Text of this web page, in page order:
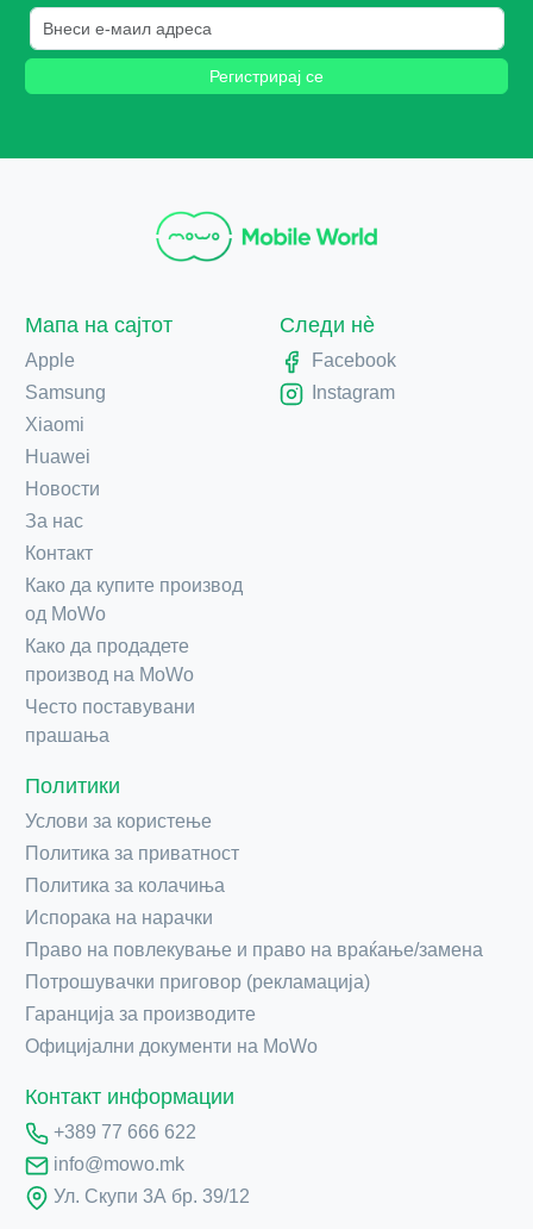
Регистрирај се
Мапа на сајтот
Apple
Samsung
Xiaomi
Huawei
Новости
За нас
Контакт
Како да купите производ
од MoWo
Како да продадете
производ на MoWo
Често поставувани
прашања
Политики
Услови за користење
Политика за приватност
Политика за колачиња
Испорака на нарачки
Право на повлекување и право на враќање/замена
Потрошувачки приговор (рекламација)
Гаранција за производите
Официјални документи на MoWo
Контакт информации
+389 77 666 622
info@mowo.mk
Ул. Скупи 3А бр. 39/12
Следи нè
Facebook
Instagram